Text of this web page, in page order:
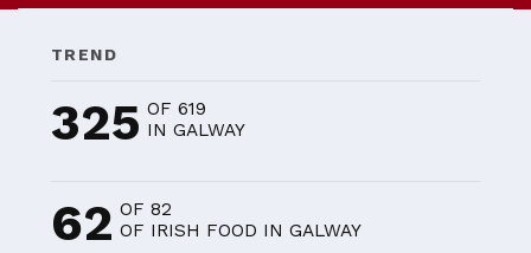
TREND
325 OF 619
IN GALWAY
62 OF 82
OF IRISH FOOD IN GALWAY